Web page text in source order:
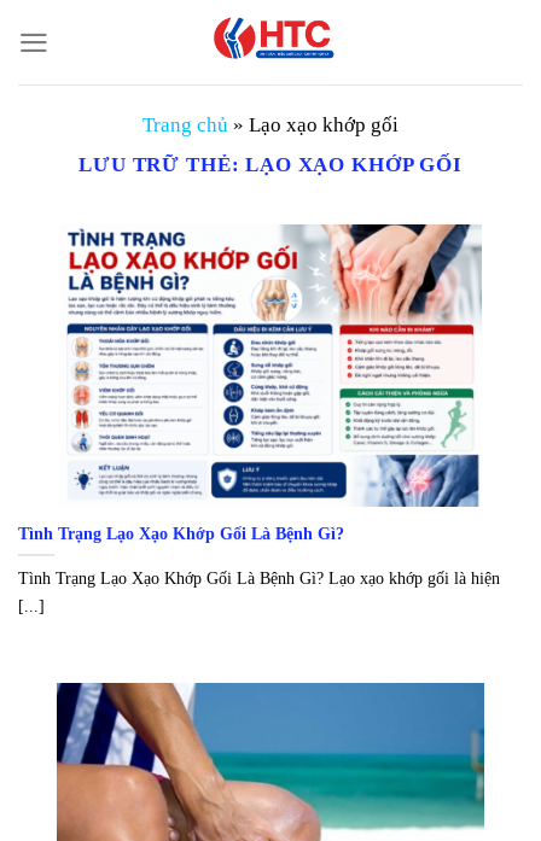
đến
nội
Trang chủ » Lạo xạo khớp gối
LƯU TRỮ THẺ:LẠO XẠO KHỚP GỐI
Tình Trạng Lạo Xạo Khớp Gối Là Bệnh Gì?
Tình Trạng Lạo Xạo Khớp Gối Là Bệnh Gì? Lạo xạo khớp gối là hiện
[...]